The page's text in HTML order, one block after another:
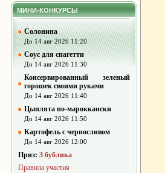
МИНИ-КОНКУРСЫ
Солонина
До 14 авг 2026 11:20
Соус для спагетти
До 14 авг 2026 11:30
Консервированный зеленый
горошек своими руками
До 14 авг 2026 11:40
Цыплята по-мароккански
До 14 авг 2026 11:50
Картофель с черносливом
До 14 авг 2026 12:00
Приз: 3 бублика
Правила участия